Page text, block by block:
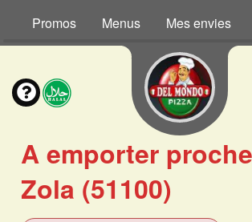
Promos Menus Mes envies
A emporter
Zola (51100)